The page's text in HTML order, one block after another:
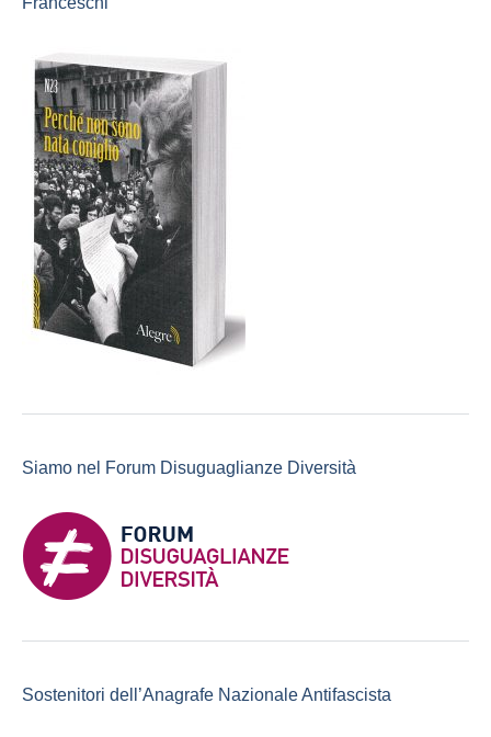
Siamo nel Forum Disuguaglianze Diversità
Sostenitori dell’Anagrafe Nazionale Antifascista